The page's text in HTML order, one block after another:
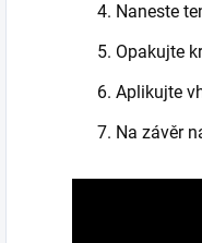
Naneste
Opakujte
Aplikujte
Na závěr